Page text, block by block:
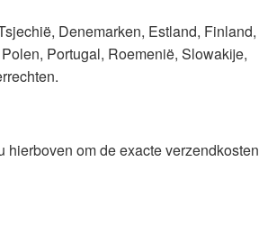
Denemarken, Estland, Finland,
Portugal, Roemenië, Slowakije,
om de exacte verzendkosten